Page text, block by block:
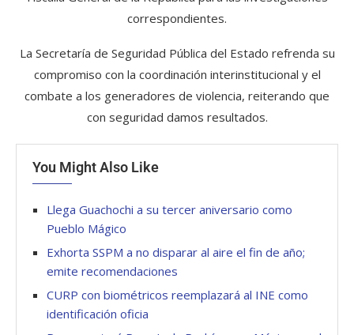
correspondientes.
La Secretaría de Seguridad Pública del Estado refrenda su
compromiso con la coordinación interinstitucional y el
combate a los generadores de violencia, reiterando que
con seguridad damos resultados.
You Might Also Like
Llega Guachochi a su tercer aniversario como
Pueblo Mágico
Exhorta SSPM a no disparar al aire el fin de año;
emite recomendaciones
CURP con biométricos reemplazará al INE como
identificación oficia